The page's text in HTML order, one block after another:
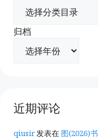
归档
近期评论
qiusir发表在 图(2026)书